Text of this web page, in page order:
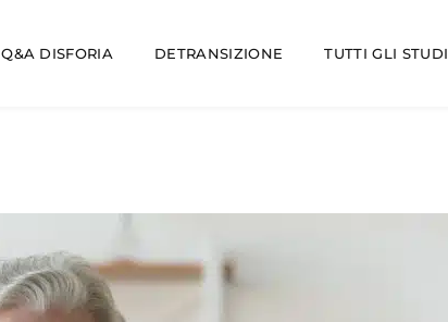
Q&A DISFORIA DETRANSIZIONE TUTTI GLI STUDI